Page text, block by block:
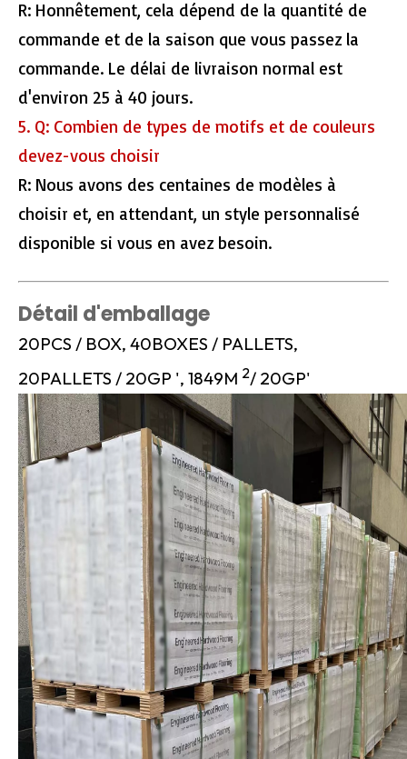
R: Honnêtement, cela dépend de la quantité de
commande et de la saison que vous passez la
commande. Le délai de livraison normal est
d'environ 25 à 40 jours.
5. Q: Combien de types de motifs et de couleurs
devez-vous choisir
R: Nous avons des centaines de modèles à
choisir et, en attendant, un style personnalisé
disponible si vous en avez besoin.
Détail d'emballage
20PCS / BOX, 40BOXES / PALLETS,
20PALLETS / 20GP ', 1849M 2/ 20GP'